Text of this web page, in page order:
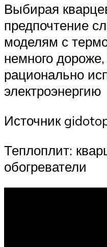
Выбирая
предпочтение
моделям с
немного
рационально
электроэнергию
Источник
Теплоплит:
обогреватели